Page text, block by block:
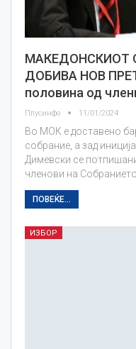
МАКЕДОНСКИОТ
ДОБИВА НОВ
половина од
Плусинфо 11/01/2024
Во МОК е доставено
собрание, а зад
Димевски се
членови на
ПОВЕЌЕ...
ИЗБОР